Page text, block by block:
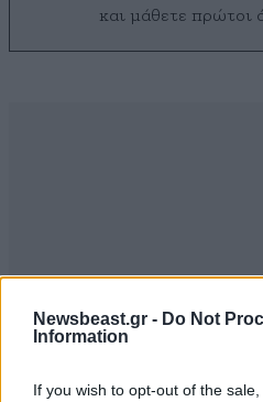
Newsbeast.gr - Do Not
Information
If you wish to opt-out of the
και μάθετε πρώτοι